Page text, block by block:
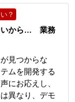
？
いから… 業務
見つからな
ムを開発する
にお応えし、
異なり、デモ